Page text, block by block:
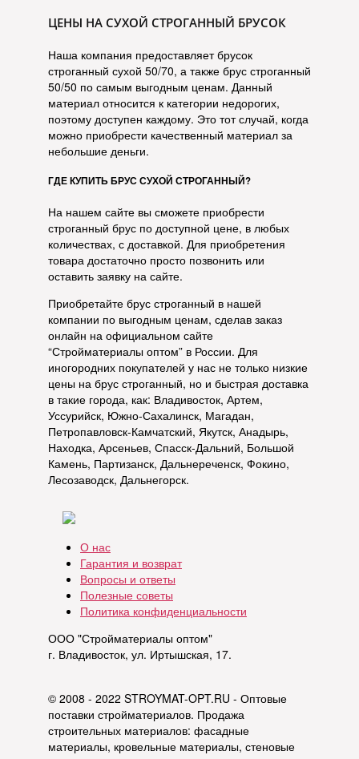
ЦЕНЫ НА СУХОЙ СТРОГАННЫЙ БРУСОК
Наша компания предоставляет брусок
строганный сухой 50/70, а также брус строганный
50/50 по самым выгодным ценам. Данный
материал относится к категории недорогих,
поэтому доступен каждому. Это тот случай, когда
можно приобрести качественный материал за
небольшие деньги.
ГДЕ КУПИТЬ БРУС СУХОЙ СТРОГАННЫЙ?
На нашем сайте вы сможете приобрести
строганный брус по доступной цене, в любых
количествах, с доставкой. Для приобретения
товара достаточно просто позвонить или
оставить заявку на сайте.
Приобретайте брус строганный в нашей
компании по выгодным ценам, сделав заказ
онлайн на официальном сайте
“Стройматериалы оптом” в России. Для
иногородних покупателей у нас не только низкие
цены на брус строганный, но и быстрая доставка
в такие города, как: Владивосток, Артем,
Уссурийск, Южно-Сахалинск, Магадан,
Петропавловск-Камчатский, Якутск, Анадырь,
Находка, Арсеньев, Спасск-Дальний, Большой
Камень, Партизанск, Дальнереченск, Фокино,
Лесозаводск, Дальнегорск.
О нас
Гарантия и возврат
Вопросы и ответы
Полезные советы
Политика конфиденциальности
ООО "Стройматериалы оптом"
г. Владивосток, ул. Иртышская, 17.
© 2008 - 2022 STROYMAT-OPT.RU - Оптовые
поставки стройматериалов. Продажа
строительных материалов: фасадные
материалы, кровельные материалы, стеновые